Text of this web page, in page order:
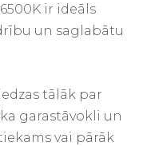
ir ideāls
un saglabātu
tālāk par
garastāvokli un
vai pārāk